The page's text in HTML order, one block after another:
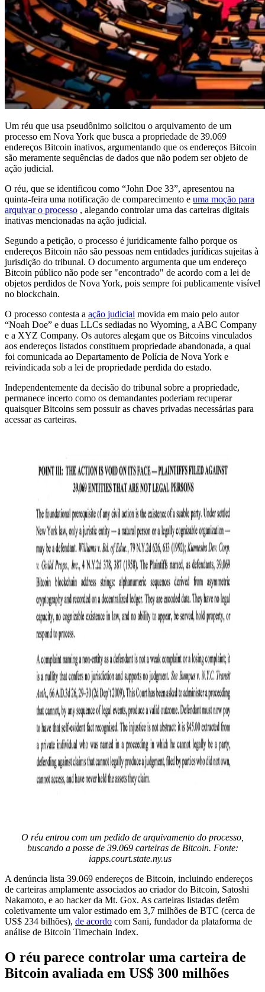
Um réu que usa pseudônimo solicitou o arquivamento de um
processo em Nova York que busca a propriedade de 39.069
endereços Bitcoin inativos, argumentando que os endereços Bitcoin
são meramente sequências de dados que não podem ser objeto de
ação judicial.
O réu, que se identificou como “John Doe 33”, apresentou na
quinta-feira uma notificação de comparecimento e uma moção para
arquivar o processo , alegando controlar uma das carteiras digitais
inativas mencionadas na ação judicial.
Segundo a petição, o processo é juridicamente falho porque os
endereços Bitcoin não são pessoas nem entidades jurídicas sujeitas à
jurisdição do tribunal. O documento argumenta que um endereço
Bitcoin público não pode ser "encontrado" de acordo com a lei de
objetos perdidos de Nova York, pois sempre foi publicamente visível
no blockchain.
O processo contesta a ação judicial movida em maio pelo autor
“Noah Doe” e duas LLCs sediadas no Wyoming, a ABC Company
e a XYZ Company. Os autores alegam que os Bitcoins vinculados
aos endereços listados constituem propriedade abandonada, a qual
foi comunicada ao Departamento de Polícia de Nova York e
reivindicada sob a lei de propriedade perdida do estado.
Independentemente da decisão do tribunal sobre a propriedade,
permanece incerto como os demandantes poderiam recuperar
quaisquer Bitcoins sem possuir as chaves privadas necessárias para
acessar as carteiras.
O réu entrou com um pedido de arquivamento do processo,
buscando a posse de 39.069 carteiras de Bitcoin. Fonte:
iapps.court.state.ny.us
A denúncia lista 39.069 endereços de Bitcoin, incluindo endereços
de carteiras amplamente associados ao criador do Bitcoin, Satoshi
Nakamoto, e ao hacker da Mt. Gox. As carteiras listadas detêm
coletivamente um valor estimado em 3,7 milhões de BTC (cerca de
US$ 234 bilhões), de acordo com Sani, fundador da plataforma de
análise de Bitcoin Timechain Index.
O réu parece controlar uma carteira de
Bitcoin avaliada em US$ 300 milhões